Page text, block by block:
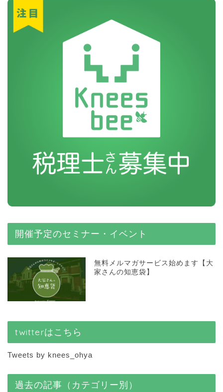
開催予定のセミナー・イベント
無料メルマガサービス始めます【大
家さんの知恵袋】
twitterはこちら
Tweets by knees_ohya
過去の記事（カテゴリー別）